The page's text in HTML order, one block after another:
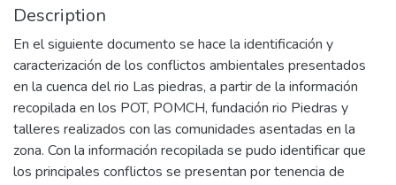
Description
En el siguiente documento se hace la identificación y
caracterización de los conflictos ambientales presentados
en la cuenca del rio Las piedras, a partir de la información
recopilada en los POT, POMCH, fundación rio Piedras y
talleres realizados con las comunidades asentadas en la
zona. Con la información recopilada se pudo identificar que
los principales conflictos se presentan por tenencia de